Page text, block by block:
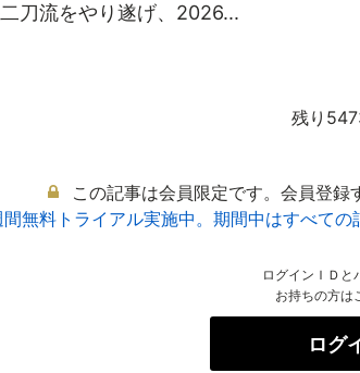
刀流をやり遂げ、2026...
残り
この記事は会員限定です。会員登録
間無料トライアル実施中。期間中はすべて
ログインＩＤと
お持ちの方は
ログ